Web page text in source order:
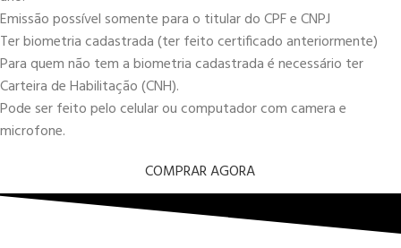
Emissão possível somente para o titular do CPF e CNPJ
Ter biometria cadastrada (ter feito certificado anteriormente)
Para quem não tem a biometria cadastrada é necessário ter
Carteira de Habilitação (CNH).
Pode ser feito pelo celular ou computador com camera e
microfone.
COMPRAR AGORA